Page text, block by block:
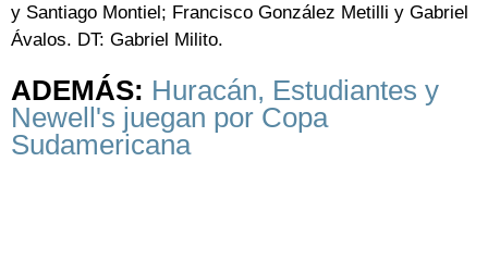
y Santiago Montiel; Francisco González Metilli y Gabriel
Ávalos. DT: Gabriel Milito.
ADEMÁS: Huracán, Estudiantes y
Newell's juegan por Copa
Sudamericana